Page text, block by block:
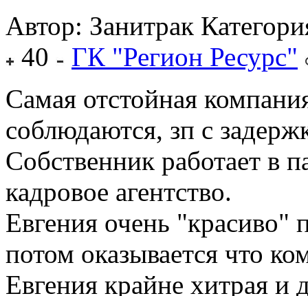
Автор: Занитрак
40
ГК "Регион Ресурс"
Самая отстойная
соблюдаются, зп с
Собственник работает в
кадровое агентство.
Евгения очень "красиво"
потом оказывается что
Евгения крайне хитрая и